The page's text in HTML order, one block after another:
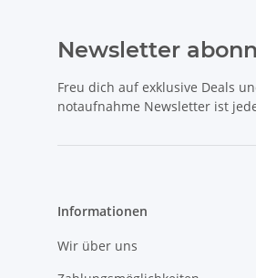
Newsletter
Freu dich auf exklusive Deals
notaufnahme Newsletter ist
Informationen
Wir über uns